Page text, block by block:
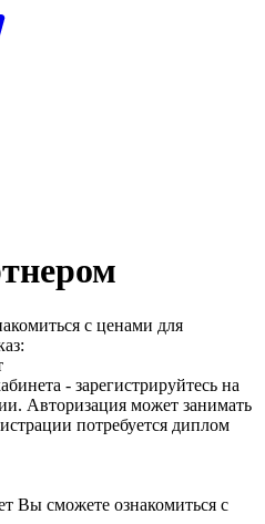
с ценами для
- зарегистрируйтесь на
Авторизация может занимать
потребуется диплом
Вы сможете ознакомиться с